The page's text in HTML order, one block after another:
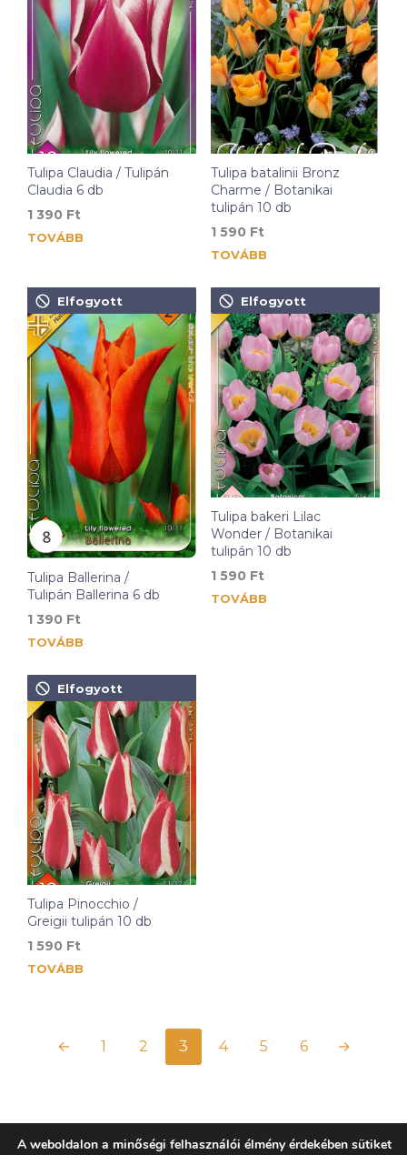
Tulipa Claudia / Tulipán
Claudia 6 db
1 390 Ft
TOVÁBB
Tulipa batalinii Bronz
Charme / Botanikai
tulipán 10 db
1 590 Ft
TOVÁBB
Tulipa Ballerina /
Tulipán Ballerina 6 db
1 390 Ft
Elfogyott
TOVÁBB
Tulipa bakeri Lilac
Wonder / Botanikai
tulipán 10 db
1 590 Ft
Elfogyott
TOVÁBB
Tulipa Pinocchio /
Greigii tulipán 10 db
1 590 Ft
Elfogyott
TOVÁBB
← 1 2 3 4 5 6 →
A weboldalon a minőségi felhasználói élmény érdekében sütiket